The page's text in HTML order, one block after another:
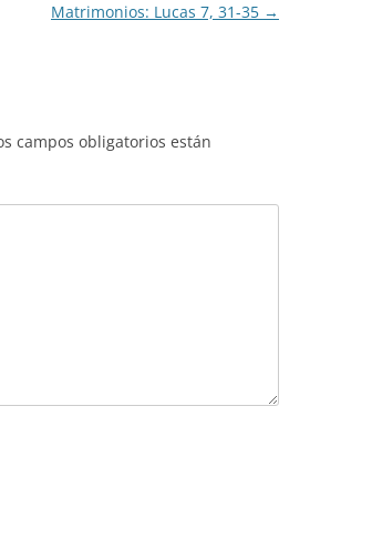
Matrimonios: Lucas 7, 31-35 →
campos obligatorios están